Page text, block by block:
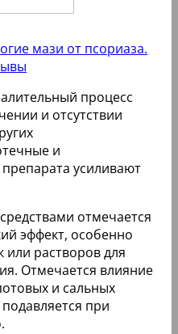
мази от псориаза.
процесс
и отсутствии
и
усиливают
отмечается
эффект, особенно
или растворов для
Отмечается влияние
и сальных
при